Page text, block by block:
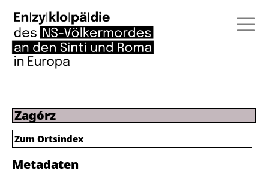
Zagórz
Metadaten
Zum Ortsindex